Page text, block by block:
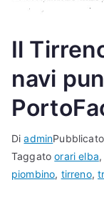
Il
navi
Diadmin
Taggatoorari elba
piombino, tirreno,